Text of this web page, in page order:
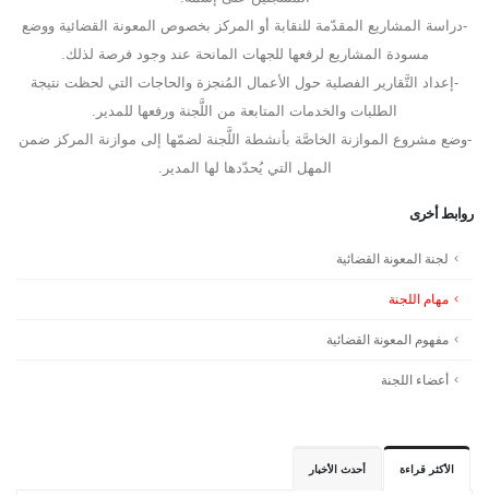
-دراسة المشاريع المقدّمة للنقابة أو المركز بخصوص المعونة القضائية ووضع
مسودة المشاريع لرفعها للجهات المانحة عند وجود فرصة لذلك.
-إعداد التَّقارير الفصلية حول الأعمال المُنجزة والحاجات التي لحظت نتيجة
الطلبات والخدمات المتابعة من اللَّجنة ورفعها للمدير.
-وضع مشروع الموازنة الخاصَّة بأنشطة اللَّجنة لضمّها إلى موازنة المركز ضمن
المهل التي يُحدّدها لها المدير.
روابط أخرى
لجنة المعونة القضائية
مهام اللجنة
مفهوم المعونة القضائية
أعضاء اللجنة
الأكثر قراءة أحدث الأخبار